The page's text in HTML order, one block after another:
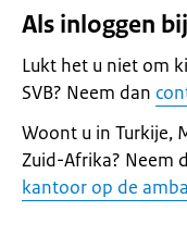
Als inloggen
Lukt het u niet om
SVB? Neem dan
Woont u in Turkije,
Zuid-Afrika? Neem
kantoor op de